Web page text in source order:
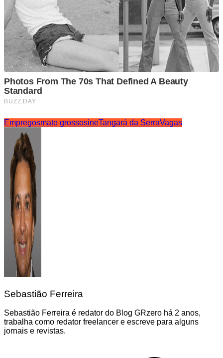
Empregosmato grossosineTangará da SerraVagas
Sebastião Ferreira
Sebastião Ferreira é redator do Blog GRzero há 2 anos,
trabalha como redator freelancer e escreve para alguns
jornais e revistas.